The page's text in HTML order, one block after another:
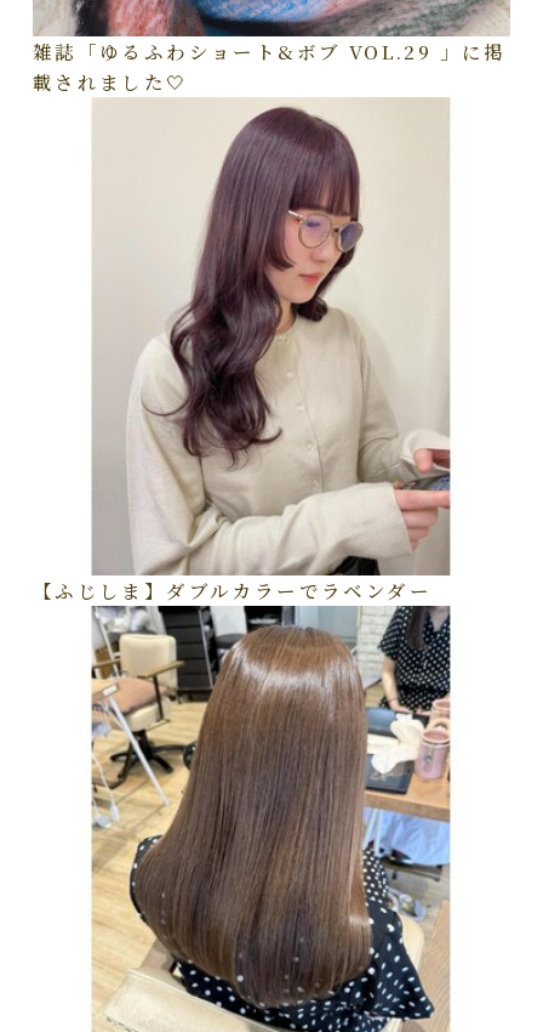
雑誌「ゆるふわショート&ボブ VOL.29 」に掲
載されました🤍
【ふじしま】ダブルカラーでラベンダー